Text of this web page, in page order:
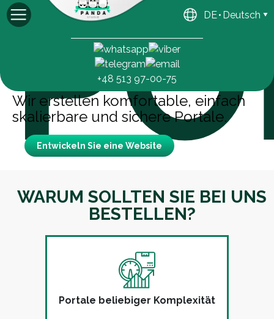
+48 513 97-00-75
DE Deutsch
Wir erstellen komfortable, einfach
skalierbare und sichere Portale.
Entwickeln Sie eine Website
WARUM SOLLTEN SIE BEI UNS
BESTELLEN?
Portale beliebiger Komplexität